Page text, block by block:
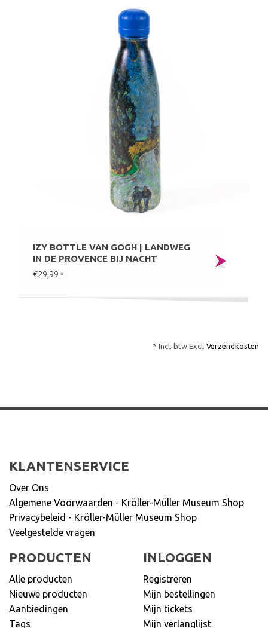
IZY BOTTLE VAN GOGH | LANDWEG
IN DE PROVENCE BIJ NACHT
€29,99 *
* Incl. btw Excl. Verzendkosten
KLANTENSERVICE
Over Ons
Algemene Voorwaarden - Kröller-Müller Museum Shop
Privacybeleid - Kröller-Müller Museum Shop
Veelgestelde vragen
PRODUCTEN
Alle producten
Nieuwe producten
Aanbiedingen
Tags
INLOGGEN
Registreren
Mijn bestellingen
Mijn tickets
Mijn verlanglijst